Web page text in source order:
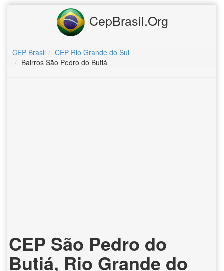
CepBrasil.Org
CEP Brasil
CEP Rio Grande do Sul
Bairros São Pedro do Butiá
CEP São Pedro do
Butiá, Rio Grande do